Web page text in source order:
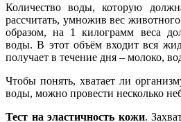
Количество воды, которую
рассчитать, умножив вес
образом, на 1 килограмм веса
воды. В этот объём входит вся
получает в течение дня – молоко,
Чтобы понять, хватает ли
воды, можно провести несколько
Тест на эластичность кожи.